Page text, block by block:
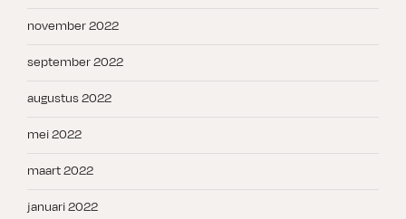
november 2022
september 2022
augustus 2022
mei 2022
maart 2022
januari 2022